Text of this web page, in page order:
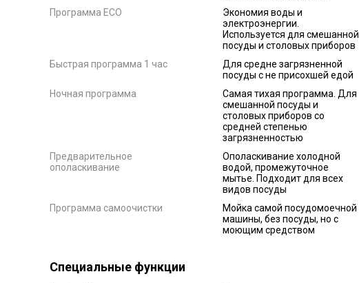
Программа ECO
Экономия воды и
электроэнергии.
Используется для смешанной
посуды и столовых приборов
Быстрая программа 1 час
Для средне загрязненной
посуды с не присохшей едой
Ночная программа
Самая тихая программа. Для
смешанной посуды и
столовых приборов со
средней степенью
загрязненностью
Предварительное
ополаскивание
Ополаскивание холодной
водой, промежуточное
мытье. Подходит для всех
видов посуды
Программа самоочистки
Мойка самой посудомоечной
машины, без посуды, но с
моющим средством
Специальные функции